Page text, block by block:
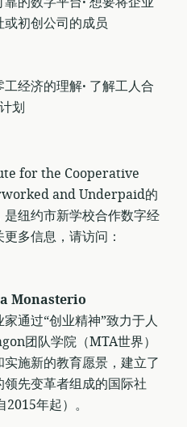
初创公司的成员
经济的理解· 了解工人合
划
for the Cooperative
and Underpaid的
纽约市新学校合作数字经
多信息，请访问：
Monasterio
通过“创业精神”致力于人
团队学院（MTA世界）
施新的教育愿景，建立了
先变革者组成的国际社
年起）。